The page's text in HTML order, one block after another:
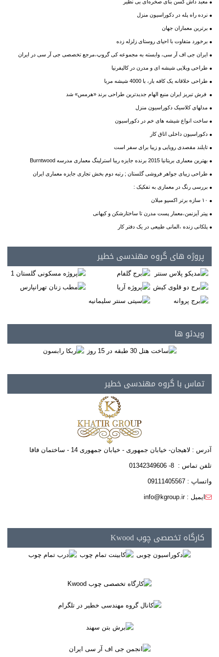
معبد داش کَسن بنای صخره‌ای بی نظیر
نرده راه پله در دکوراسیون منزل
برترین معماران جهان
برخورد متفاوت با احیای روستای زلزله زده
ایران جی اف آر سی، وابسته به مجموعه کی گروپ،مرجع تخصصی جی آر سی در ایران
طراحی ویلایی شیشه ای و مدرن در کالیفرنیا
طراحی خلاقانه یک کافه بار، با 4000 شیشه مربا
فرش تبریز ایران منبع الهام جدیدترین طراحی برند «هرمس» شد
مدلهای کلاسیک دکوراسیون منزل
ساخت انواع شیشه های خم در دکوراسیون
دکوراسیون داخلی اتاق کار
تایلند مقصدی رویایی و زیبا برای سفر است
بهترین معماری بریتانیا 2015 برنده جایزه ریبا استرلینگ معماری مدرسه Burntwood
طراحی زیبای جواهر فروشی گلستان ; رتبه دوم بخش تجاری جایزه معماری ایران
بررسی رنگ در معماری به تفکیک :
۱۰ سازه برتر اکسپو میلان
پیتر آیزنمن،معمار پست مدرن تا ساختارشکن و کیهانی
پلکانی زنده ،المانی طبیعی در یک دفتر کار
پروژه های گروه مهندسی خطیر
ویدئو ها
تماس با گروه مهندسی خطیر
آدرس : لاهیجان- خیابان جمهوری - خیابان جمهوری 14 - ساختمان فافا
تلفن تماس : 8- 01342349606
واتساپ : 09111405567
ایمیل : info@kgroup.ir
کارگاه تخصصی چوب Kwood